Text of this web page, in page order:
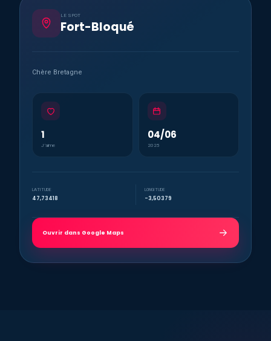
LE SPOT
Fort-Bloqué
Chère Bretagne
1
J’aime
04/06
2025
LATITUDE
47,73418
LONGITUDE
-3,50379
Ouvrir dans Google Maps